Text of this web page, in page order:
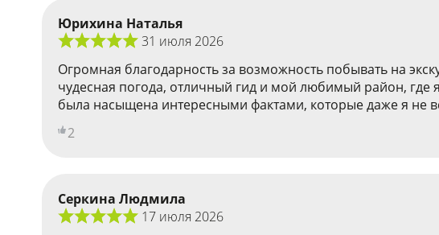
Юрихина Наталья
31 июля 2026
Огромная благодарность за возможность побывать на
чудесная погода, отличный гид и мой любимый район, где
была насыщена интересными фактами, которые даже я не
2
Серкина Людмила
17 июля 2026